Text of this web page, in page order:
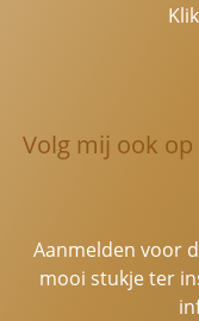
Volg mij ook
Aanmelden voor
mooi stukje ter